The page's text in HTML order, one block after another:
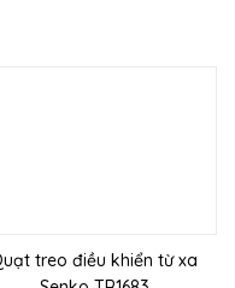
treo điều khiển từ xa